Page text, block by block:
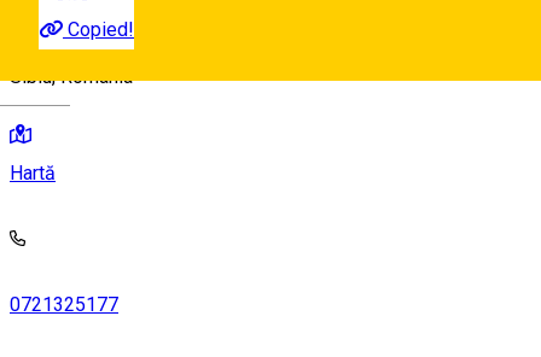
Copied!
Sibiu, Romania
Hartă
0721325177